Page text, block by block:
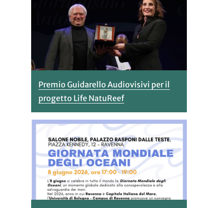
Premio Guidarello Audiovisivi per il
progetto Life NatuReef